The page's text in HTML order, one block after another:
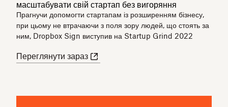
масштабувати свій стартап без вигоряння
Прагнучи допомогти стартапам із розширенням бізнесу,
при цьому не втрачаючи з поля зору людей, що стоять за
ним, Dropbox Sign виступив на Startup Grind 2022
Переглянути зараз